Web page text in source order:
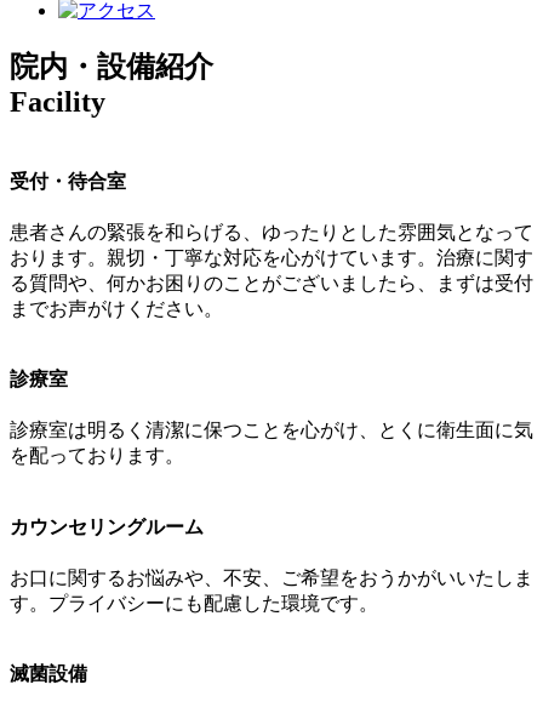
院内・設備紹介
Facility
受付・待合室
患者さんの緊張を和らげる、ゆったりとした雰囲気となって
おります。親切・丁寧な対応を心がけています。治療に関す
る質問や、何かお困りのことがございましたら、まずは受付
までお声がけください。
診療室
診療室は明るく清潔に保つことを心がけ、とくに衛生面に気
を配っております。
カウンセリングルーム
お口に関するお悩みや、不安、ご希望をおうかがいいたしま
す。プライバシーにも配慮した環境です。
滅菌設備